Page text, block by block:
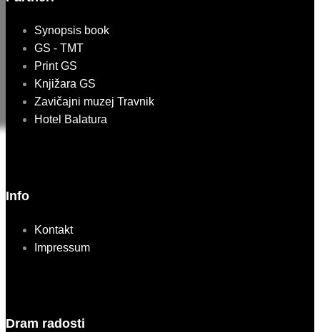
Synopsis book
GS - TMT
Print GS
Knjižara GS
Zavičajni muzej Travnik
Hotel Balatura
Info
Kontakt
Impressum
Dram radosti